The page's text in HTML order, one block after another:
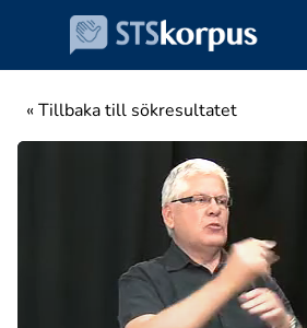
« Tillbaka till sökresultatet